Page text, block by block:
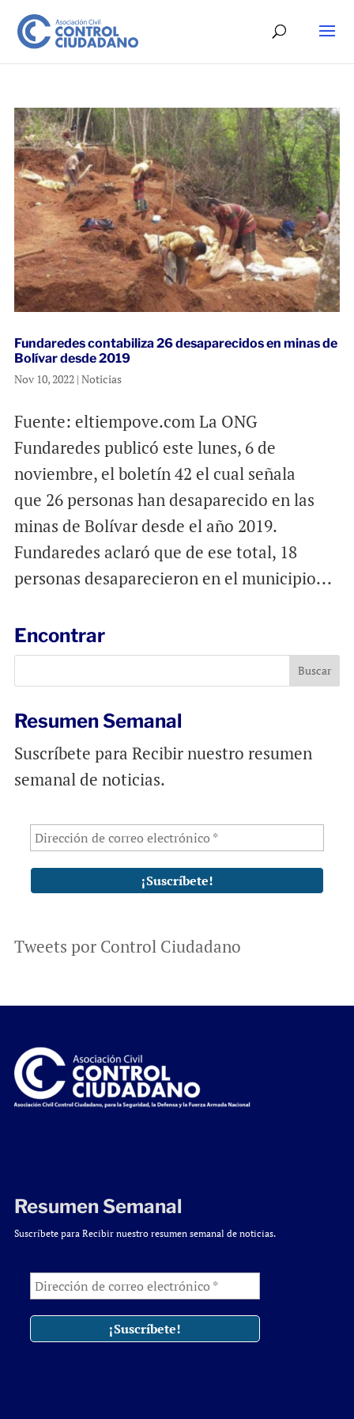
Fundaredes contabiliza 26 desaparecidos en minas de
Bolívar desde 2019
Nov 10, 2022| Noticias
Fuente: eltiempove.com La ONG
Fundaredes publicó este lunes, 6 de
noviembre, el boletín 42 el cual señala
que 26 personas han desaparecido en las
minas de Bolívar desde el año 2019.
Fundaredes aclaró que de ese total, 18
personas desaparecieron en el municipio...
Encontrar
Resumen Semanal
Suscríbete para Recibir nuestro resumen
semanal de noticias.
Tweets por Control Ciudadano
Resumen Semanal
Suscríbete para Recibir nuestro resumen semanal de noticias.